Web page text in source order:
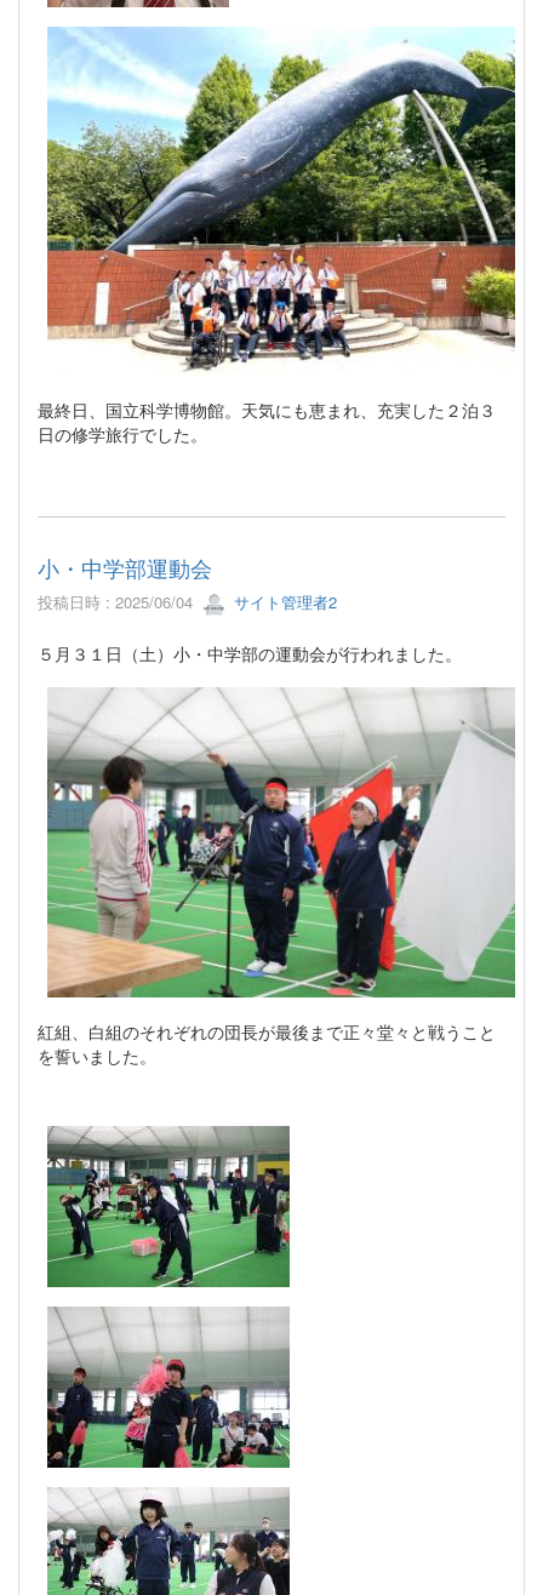
最終日、国立科学博物館。天気にも恵まれ、充実した２泊３
日の修学旅行でした。
小・中学部運動会
投稿日時 : 2025/06/04 サイト管理者2
５月３１日（土）小・中学部の運動会が行われました。
紅組、白組のそれぞれの団長が最後まで正々堂々と戦うこと
を誓いました。